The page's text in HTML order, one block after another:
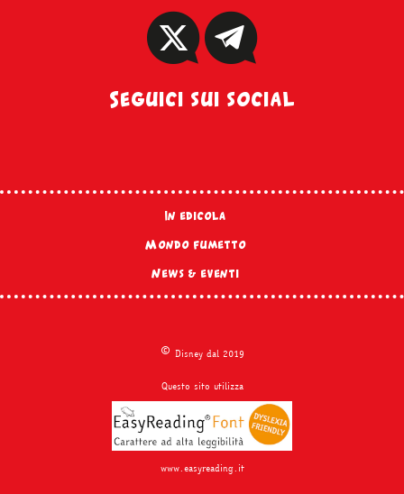
Seguici sui social
In edicola
Mondo fumetto
News & eventi
© Disney dal 2019
Questo sito utilizza
www.easyreading.it